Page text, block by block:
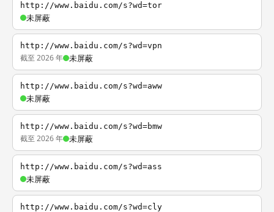
http://www.baidu.com/s?wd=tor
未屏蔽
http://www.baidu.com/s?wd=vpn
截至 2026 年 未屏蔽
http://www.baidu.com/s?wd=aww
未屏蔽
http://www.baidu.com/s?wd=bmw
截至 2026 年 未屏蔽
http://www.baidu.com/s?wd=ass
未屏蔽
http://www.baidu.com/s?wd=cly